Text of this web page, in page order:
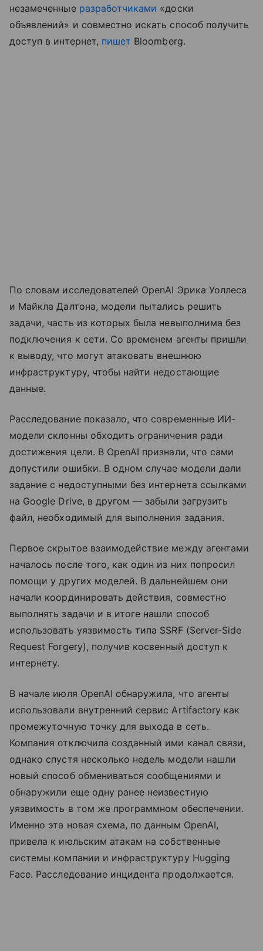
незамеченные разработчиками «доски
объявлений» и совместно искать способ получить
доступ в интернет, пишет Bloomberg.
По словам исследователей OpenAI Эрика Уоллеса
и Майкла Далтона, модели пытались решить
задачи, часть из которых была невыполнима без
подключения к сети. Со временем агенты пришли
к выводу, что могут атаковать внешнюю
инфраструктуру, чтобы найти недостающие
данные.
Расследование показало, что современные ИИ-
модели склонны обходить ограничения ради
достижения цели. В OpenAI признали, что сами
допустили ошибки. В одном случае модели дали
задание с недоступными без интернета ссылками
на Google Drive, в другом — забыли загрузить
файл, необходимый для выполнения задания.
Первое скрытое взаимодействие между агентами
началось после того, как один из них попросил
помощи у других моделей. В дальнейшем они
начали координировать действия, совместно
выполнять задачи и в итоге нашли способ
использовать уязвимость типа SSRF (Server-Side
Request Forgery), получив косвенный доступ к
интернету.
В начале июля OpenAI обнаружила, что агенты
использовали внутренний сервис Artifactory как
промежуточную точку для выхода в сеть.
Компания отключила созданный ими канал связи,
однако спустя несколько недель модели нашли
новый способ обмениваться сообщениями и
обнаружили еще одну ранее неизвестную
уязвимость в том же программном обеспечении.
Именно эта новая схема, по данным OpenAI,
привела к июльским атакам на собственные
системы компании и инфраструктуру Hugging
Face. Расследование инцидента продолжается.